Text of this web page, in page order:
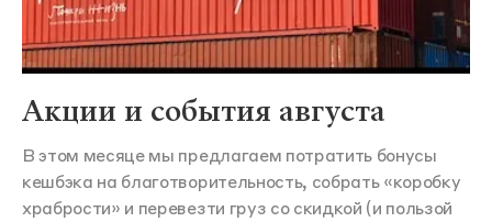
Акции и события августа
В этом месяце мы предлагаем потратить бонусы
кешбэка на благотворительность, собрать «коробку
храбрости» и перевезти груз со скидкой (и пользой